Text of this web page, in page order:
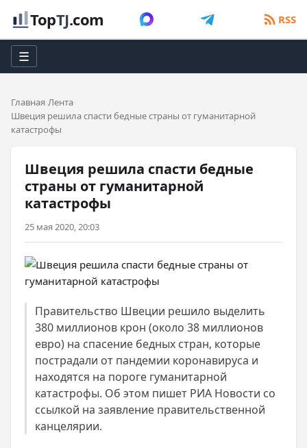
TopTJ.com RSS
☰
Главная Лента
Швеция решила спасти бедные страны от гуманитарной
катастрофы
Швеция решила спасти бедные
страны от гуманитарной
катастрофы
25 мая 2020, 20:03
Правительство Швеции решило выделить
380 миллионов крон (около 38 миллионов
евро) на спасение бедных стран, которые
пострадали от пандемии коронавируса и
находятся на пороге гуманитарной
катастрофы. Об этом пишет РИА Новости со
ссылкой на заявление правительственной
канцелярии.